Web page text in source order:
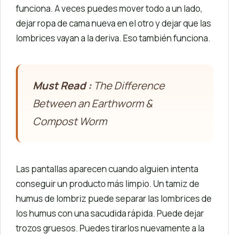
funciona. A veces puedes mover todo a un lado,
dejar ropa de cama nueva en el otro y dejar que las
lombrices vayan a la deriva. Eso también funciona.
Must Read :The Difference
Between an Earthworm &
Compost Worm
Las pantallas aparecen cuando alguien intenta
conseguir un producto más limpio. Un tamiz de
humus de lombriz puede separar las lombrices de
los humus con una sacudida rápida. Puede dejar
trozos gruesos. Puedes tirarlos nuevamente a la